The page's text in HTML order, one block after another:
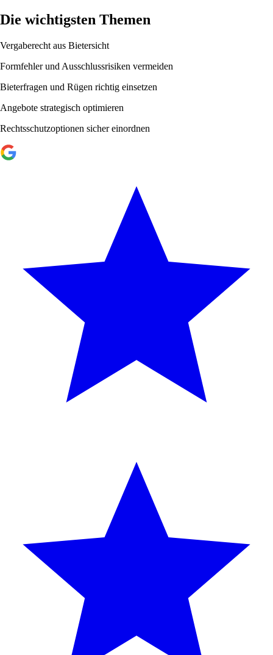
Die wichtigsten Themen
Vergaberecht aus Bietersicht
Formfehler und Ausschlussrisiken vermeiden
Bieterfragen und Rügen richtig einsetzen
Angebote strategisch optimieren
Rechtsschutzoptionen sicher einordnen